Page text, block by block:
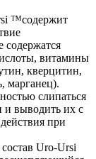
™сoдержит
содержатся
витамины
кверцитин,
марганец).
слипаться
и выводить их с
при
Uro-Ursi